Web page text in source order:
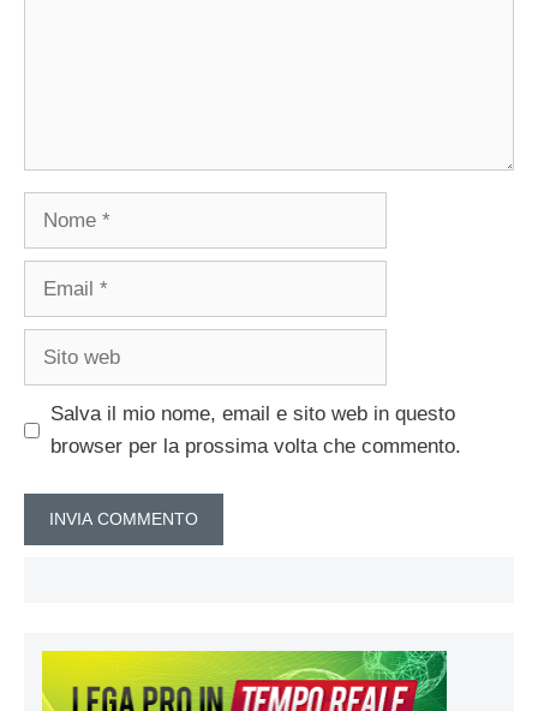
Nome
Email
Sito
Salva il mio nome, email e sito web in questo
browser per la prossima volta che commento.